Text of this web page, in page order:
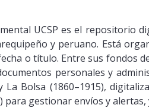
UCSP es el repositorio
y peruano. Está
o título. Entre sus fondos
personales y
La Bolsa (1860–1915),
para gestionar envíos y